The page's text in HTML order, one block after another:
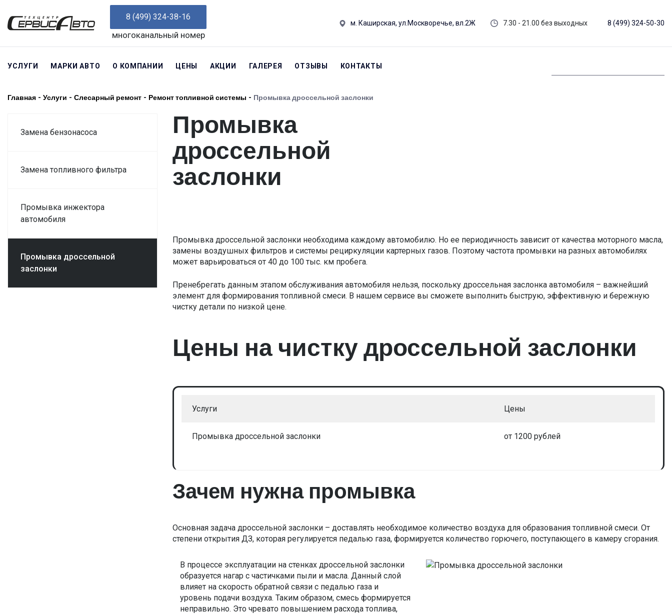
8 (499) 324-38-16
многоканальный номер
м. Каширская, ул.Москворечье, вл.2Ж 7.30 - 21.00 без выходных 8 (499) 324-50-30
УСЛУГИ МАРКИ АВТО О КОМПАНИИ ЦЕНЫ АКЦИИ ГАЛЕРЕЯ ОТЗЫВЫ КОНТАКТЫ
Главная - Услуги - Слесарный ремонт - Ремонт топливной системы - Промывка дроссельной заслонки
Замена бензонасоса
Замена топливного фильтра
Промывка инжектора
автомобиля
Промывка дроссельной
заслонки
Промывка
дроссельной
заслонки
Промывка дроссельной заслонки необходима каждому автомобилю. Но ее периодичность зависит от качества моторного масла,
замены воздушных фильтров и системы рециркуляции картерных газов. Поэтому частота промывки на разных автомобилях
может варьироваться от 40 до 100 тыс. км пробега.
Пренебрегать данным этапом обслуживания автомобиля нельзя, поскольку дроссельная заслонка автомобиля – важнейший
элемент для формирования топливной смеси. В нашем сервисе вы сможете выполнить быструю, эффективную и бережную
чистку детали по низкой цене.
Цены на чистку дроссельной заслонки
Услуги Цены
Промывка дроссельной заслонки от 1200 рублей
Зачем нужна промывка
Основная задача дроссельной заслонки – доставлять необходимое количество воздуха для образования топливной смеси. От
степени открытия ДЗ, которая регулируется педалью газа, формируется количество горючего, поступающего в камеру сгорания.
В процессе эксплуатации на стенках дроссельной заслонки
образуется нагар с частичками пыли и масла. Данный слой
влияет на скорость обратной связи с педалью газа и
уровень подачи воздуха. Таким образом, смесь формируется
неправильно. Это чревато повышением расхода топлива,